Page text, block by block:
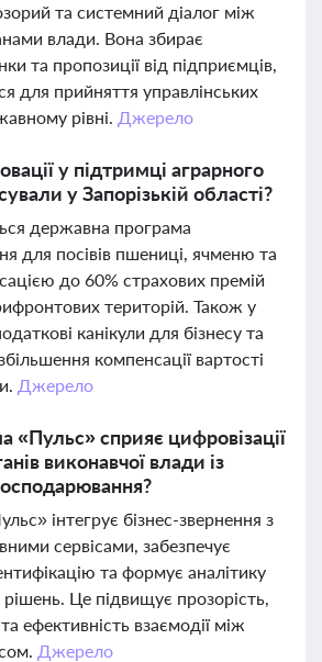
та системний діалог між
влади. Вона збирає
та пропозиції від підприємців,
для прийняття управлінських
рівні. Джерело
у підтримці аграрного
у Запорізькій області?
державна програма
для посівів пшениці, ячменю та
до 60% страхових премій
територій. Також у
канікули для бізнесу та
компенсації вартості
Джерело
«Пульс» сприяє цифровізації
виконавчої влади із
інтегрує бізнес-звернення з
сервісами, забезпечує
та формує аналітику
Це підвищує прозорість,
ефективність взаємодії між
Джерело